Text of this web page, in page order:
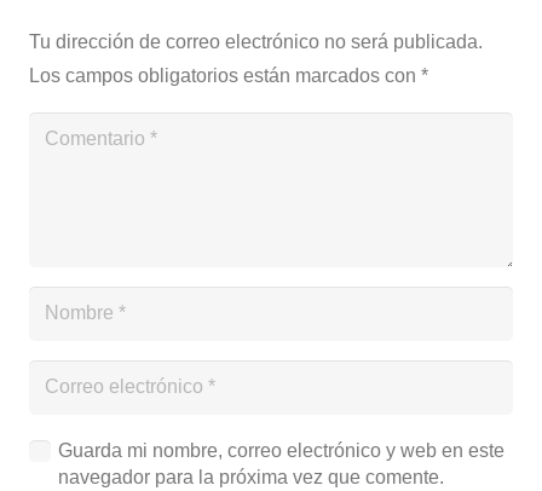
Tu dirección de correo electrónico no será publicada.
Los campos obligatorios están marcados con *
Guarda mi nombre, correo electrónico y web en este
navegador para la próxima vez que comente.